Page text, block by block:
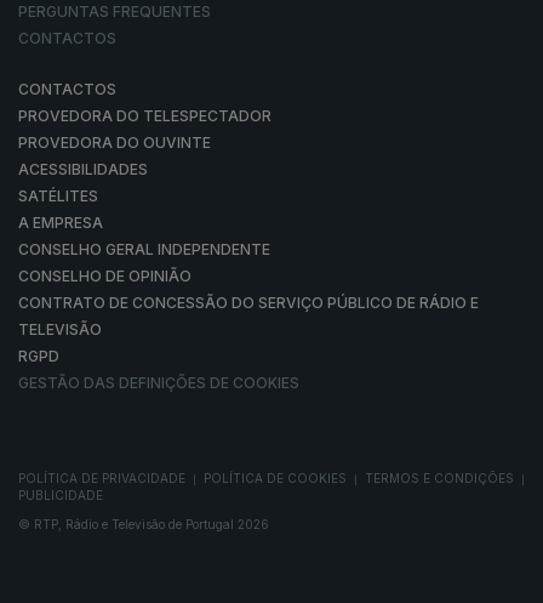
PERGUNTAS FREQUENTES
CONTACTOS
CONTACTOS
PROVEDORA DO TELESPECTADOR
PROVEDORA DO OUVINTE
ACESSIBILIDADES
SATÉLITES
A EMPRESA
CONSELHO GERAL INDEPENDENTE
CONSELHO DE OPINIÃO
CONTRATO DE CONCESSÃO DO SERVIÇO PÚBLICO DE RÁDIO E
TELEVISÃO
RGPD
GESTÃO DAS DEFINIÇÕES DE COOKIES
POLÍTICA DE PRIVACIDADE POLÍTICA DE COOKIES TERMOS E CONDIÇÕES
PUBLICIDADE
© RTP, Rádio e Televisão de Portugal 2026